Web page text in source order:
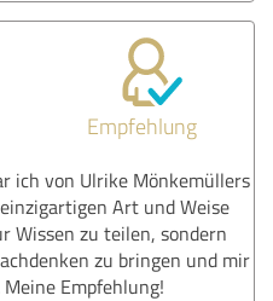
Empfehlung
ich von Ulrike Mönkemüllers
Art und Weise
Wissen zu teilen, sondern
zu bringen und mir
Empfehlung!